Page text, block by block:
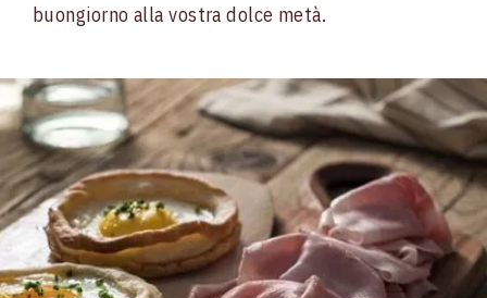
buongiorno alla vostra dolce metà.